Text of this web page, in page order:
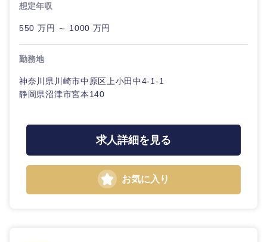
建設・施
事務職
その他
サービス
群馬県 埼玉県
想定年収
550 万円 ～ 1000 万円
勤務地
神奈川県川崎市中原区上小田中4-1-1
静岡県沼津市宮本140
求人詳細を見る
お気に入り